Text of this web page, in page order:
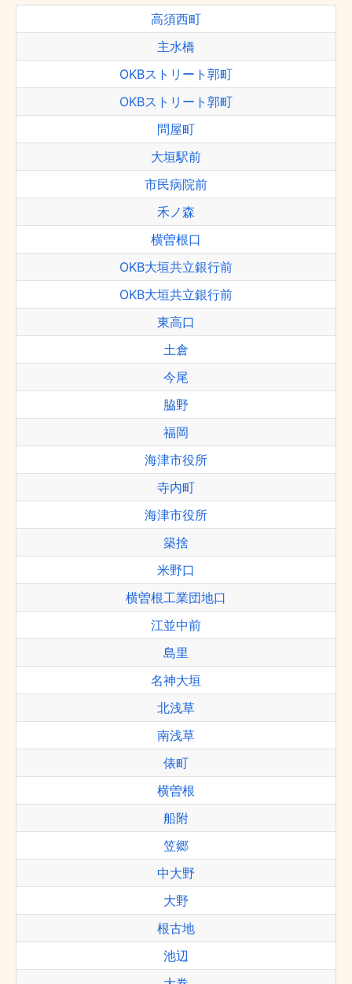
高須西町
主水橋
OKBストリート郭町
OKBストリート郭町
問屋町
大垣駅前
市民病院前
禾ノ森
横曽根口
OKB大垣共立銀行前
OKB大垣共立銀行前
東高口
土倉
今尾
脇野
福岡
海津市役所
寺内町
海津市役所
築捨
米野口
横曽根工業団地口
江並中前
島里
名神大垣
北浅草
南浅草
俵町
横曽根
船附
笠郷
中大野
大野
根古地
池辺